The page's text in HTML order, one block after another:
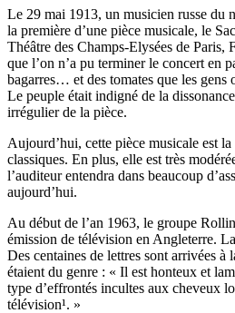
Le 29 mai 1913, un musicien russe du
la première d’une pièce musicale, le
Théâtre des Champs-Elysées de Paris,
que l’on n’a pu terminer le concert en
bagarres… et des tomates que les gens
Le peuple était indigné de la
irrégulier de la pièce.
Aujourd’hui, cette pièce musicale est
classiques. En plus, elle est très
l’auditeur entendra dans beaucoup
aujourd’hui.
Au début de l’an 1963, le groupe
émission de télévision en Angleterre.
Des centaines de lettres sont arrivées
étaient du genre : « Il est honteux et
type d’effrontés incultes aux cheveux
télévision¹. »